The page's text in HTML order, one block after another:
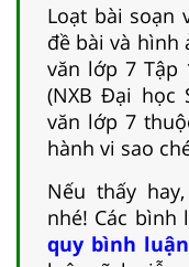
Loạt bài soạn
đề bài và hình
văn lớp 7 Tập
(NXB Đại học
văn lớp 7
hành vi sao
Nếu thấy
nhé! Các bình
quy bình